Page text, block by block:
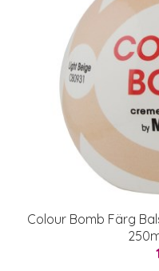
Colour Bomb Färg